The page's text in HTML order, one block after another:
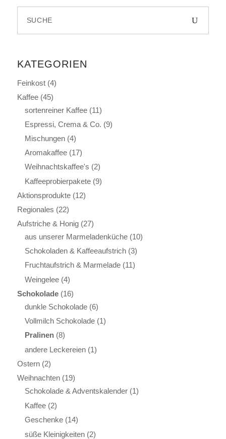
KATEGORIEN
Feinkost (4)
Kaffee (45)
sortenreiner Kaffee (11)
Espressi, Crema & Co. (9)
Mischungen (4)
Aromakaffee (17)
Weihnachtskaffee's (2)
Kaffeeprobierpakete (9)
Aktionsprodukte (12)
Regionales (22)
Aufstriche & Honig (27)
aus unserer Marmeladenküche (10)
Schokoladen & Kaffeeaufstrich (3)
Fruchtaufstrich & Marmelade (11)
Weingelee (4)
Schokolade (16)
dunkle Schokolade (6)
Vollmilch Schokolade (1)
Pralinen (8)
andere Leckereien (1)
Ostern (2)
Weihnachten (19)
Schokolade & Adventskalender (1)
Kaffee (2)
Geschenke (14)
süße Kleinigkeiten (2)